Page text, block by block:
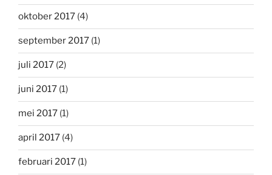
oktober 2017 (4)
september 2017 (1)
juli 2017 (2)
juni 2017 (1)
mei 2017 (1)
april 2017 (4)
februari 2017 (1)